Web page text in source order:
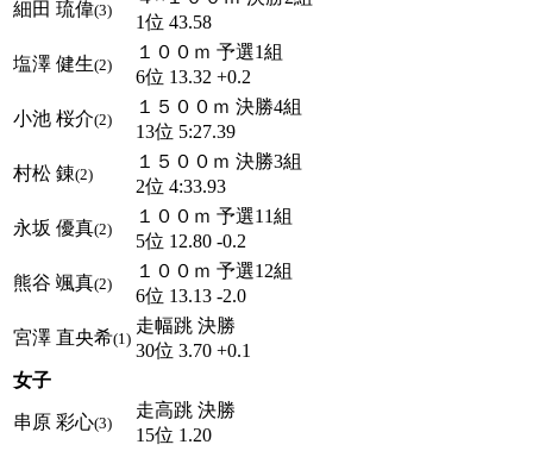
細田 琉偉(3)
1位 43.58
塩澤 健生(2)
１００ｍ 予選1組
6位 13.32 +0.2
小池 桜介(2)
１５００ｍ 決勝4組
13位 5:27.39
村松 錬(2)
１５００ｍ 決勝3組
2位 4:33.93
永坂 優真(2)
１００ｍ 予選11組
5位 12.80 -0.2
熊谷 颯真(2)
１００ｍ 予選12組
6位 13.13 -2.0
宮澤 直央希(1)
走幅跳 決勝
30位 3.70 +0.1
女子
串原 彩心(3)
走高跳 決勝
15位 1.20